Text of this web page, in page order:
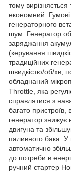
тому
економний. Гумові
генераторного
шум. Генератор
заряджання
(керування
традиційних
швидкістю/об/хв,
обладнаний
Throttle, яка
справлятися з
багато
генератор
двигуна та
паливного бака. У
автоматично
до потреби в
ручний стартер